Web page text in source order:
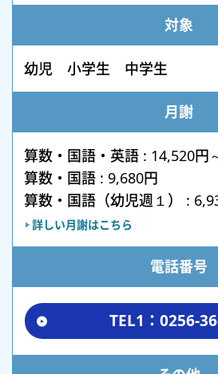
対象
幼児 小学生 中学生
月謝
算数・国語・英語 : 14,520円
算数・国語 : 9,680円
算数・国語（幼児週１） :
詳しい月謝はこちら
電話番号
TEL1：0256-